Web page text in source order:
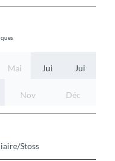
Mai Jui Jui
Nov Déc
Stoss